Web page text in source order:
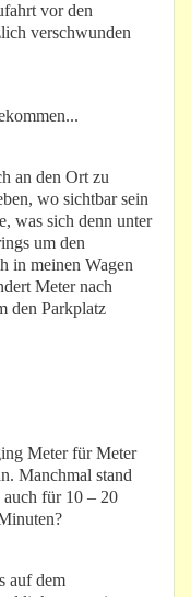
vor den
verschwunden
an den Ort zu
wo sichtbar sein
was sich denn unter
um den
in meinen Wagen
Meter nach
den Parkplatz
Meter für Meter
Manchmal stand
auch für 10 – 20
auf dem